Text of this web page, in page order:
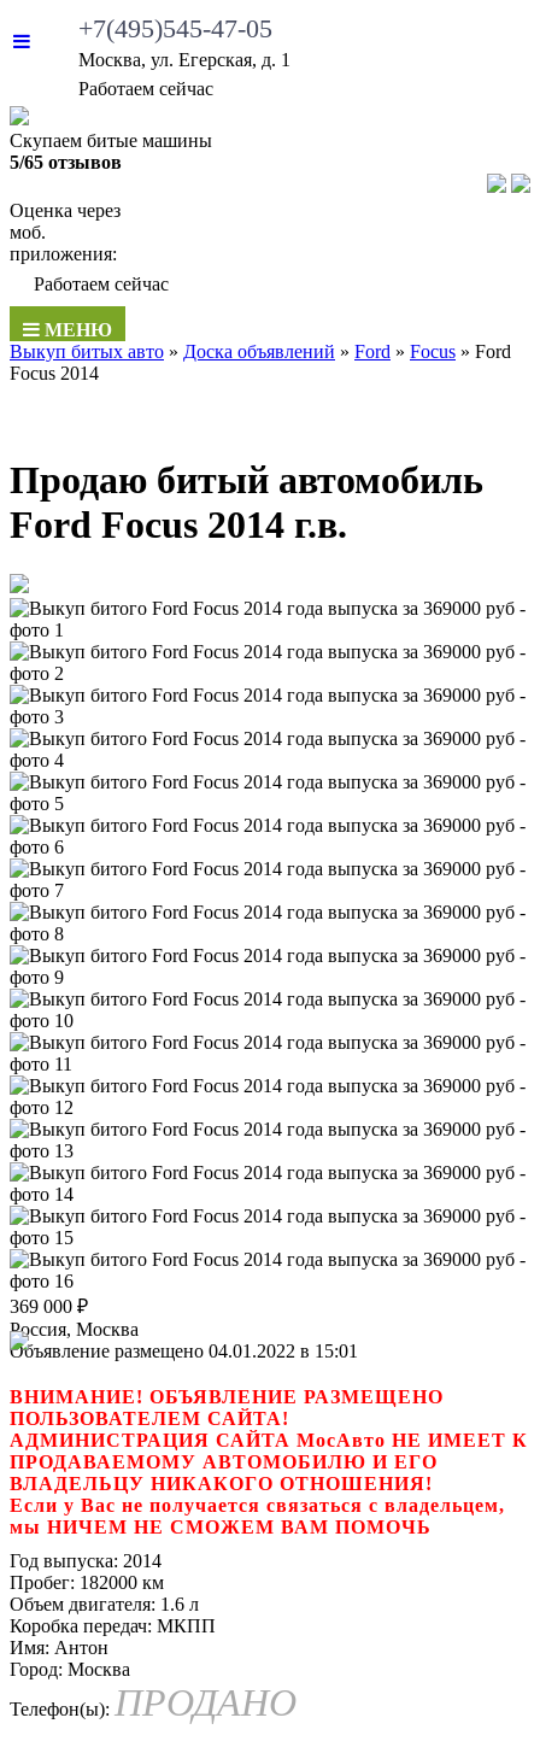
+7(495)545-47-05
Москва, ул. Егерская, д. 1
Работаем сейчас
Скупаем битые машины
5/65 отзывов
Оценка через
моб.
приложения:
Работаем сейчас
МЕНЮ
Выкуп битых авто » Доска объявлений » Ford » Focus » Ford
Focus 2014
Продаю битый автомобиль
Ford Focus 2014 г.в.
369 000 ₽
Россия, Москва
Объявление размещено 04.01.2022 в 15:01
ВНИМАНИЕ! ОБЪЯВЛЕНИЕ РАЗМЕЩЕНО
ПОЛЬЗОВАТЕЛЕМ САЙТА!
АДМИНИСТРАЦИЯ САЙТА МосАвто НЕ ИМЕЕТ К
ПРОДАВАЕМОМУ АВТОМОБИЛЮ И ЕГО
ВЛАДЕЛЬЦУ НИКАКОГО ОТНОШЕНИЯ!
Если у Вас не получается связаться с владельцем,
мы НИЧЕМ НЕ СМОЖЕМ ВАМ ПОМОЧЬ
Год выпуска: 2014
Пробег: 182000 км
Объем двигателя: 1.6 л
Коробка передач: МКПП
Имя: Антон
Город: Москва
Телефон(ы): ПРОДАНО